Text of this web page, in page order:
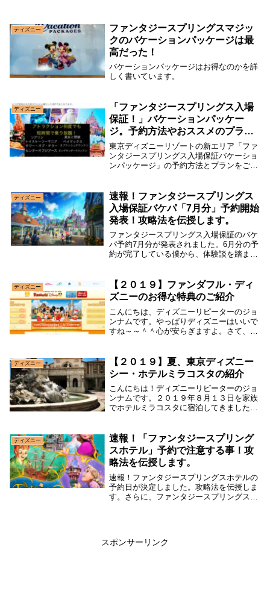
ディズニー
ファンタジースプリングスマジッ
クのバケーションパッケージは最
高だった！
バケーションパッケージはお得なのかを詳
しく書いています。
ディズニー
「ファンタジースプリングス入場
保証！」バケーションパッケー
ジ。予約方法やおススメのプラン
をご紹介します。
東京ディズニーリゾートの新エリア「ファ
ンタジースプリングス入場保証バケーショ
ンパッケージ」の予約方法とプランをご紹
てください。
ディズニー
速報！ファンタジースプリングス
入場保証バケパ「7月分」予約開始
発表！攻略法を伝授します。
ファンタジースプリングス入場保証のバケ
パ予約7月分が発表されました。6月分の予
約が完了している僕から、体験談を踏まえ
で、最後までご覧ください。
ディズニー
【２０１９】ファンダフル・ディ
ズニーのお得な特典のご紹介
こんにちは、ディズニーリピーターのジョ
ンナムです。やっぱりディズニーはいいで
すね～～＾＾心が安らぎますよ。さて、今
について会員歴3年の私からお得な特典を
ご紹介させて...
ディズニー
【２０１９】夏、東京ディズニー
シー・ホテルミラコスタの紹介
こんにちは！ディズニーリピーターのジョ
ンナムです。２０１９年８月１３日を家族
でホテルミラコスタに宿泊してきましたの
JALダイナミックパッケージの広告が出て
おりミラコス...
ディズニー
速報！「ファンタジースプリング
スホテル」予約で注意する事！攻
略法を伝授します。
速報！ファンタジースプリングスホテルの
予約日が決定しました。攻略法を伝授しま
す。さらに、ファンタジースプリングスホ
スポンサーリンク